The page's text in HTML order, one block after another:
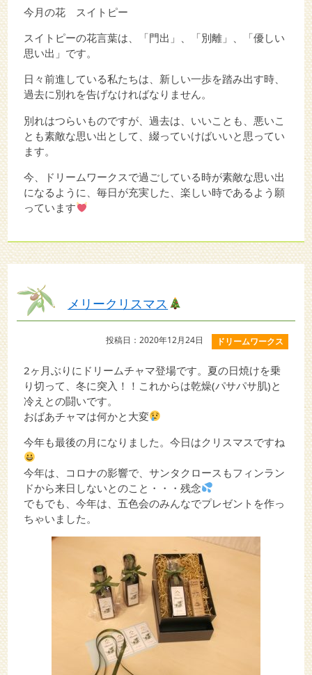
今月の花 スイトピー
スイトピーの花言葉は、「門出」、「別離」、「優しい
思い出」です。
日々前進している私たちは、新しい一歩を踏み出す時、
過去に別れを告げなければなりません。
別れはつらいものですが、過去は、いいことも、悪いこ
とも素敵な思い出として、綴っていけばいいと思ってい
ます。
今、ドリームワークスで過ごしている時が素敵な思い出
になるように、毎日が充実した、楽しい時であるよう願
っています
メリークリスマス
ドリームワークス
投稿日：2020年12月24日
2ヶ月ぶりにドリームチャマ登場です。夏の日焼けを乗
り切って、冬に突入！！これからは乾燥(パサパサ肌)と
冷えとの闘いです。
おばあチャマは何かと大変
今年も最後の月になりました。今日はクリスマスですね
今年は、コロナの影響で、サンタクロースもフィンラン
ドから来日しないとのこと・・・残念
でもでも、今年は、五色会のみんなでプレゼントを作っ
ちゃいました。